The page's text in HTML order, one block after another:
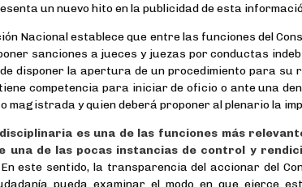
un nuevo hito en la publicidad de esta
Nacional establece que entre las funciones del
sanciones a jueces y juezas por conductas
disponer la apertura de un procedimiento para su
competencia para iniciar de oficio o ante una
magistrada y quien deberá proponer al plenario la
es una de las funciones más
una de las pocas instancias de control y
este sentido, la transparencia del accionar del
pueda examinar el modo en que ejerce